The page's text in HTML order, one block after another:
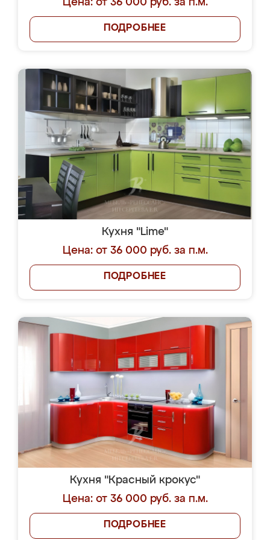
Цена: от 36 000 руб. за п.м.
ПОДРОБНЕЕ
Кухня "Lime"
Цена: от 36 000 руб. за п.м.
ПОДРОБНЕЕ
Кухня "Красный крокус"
Цена: от 36 000 руб. за п.м.
ПОДРОБНЕЕ